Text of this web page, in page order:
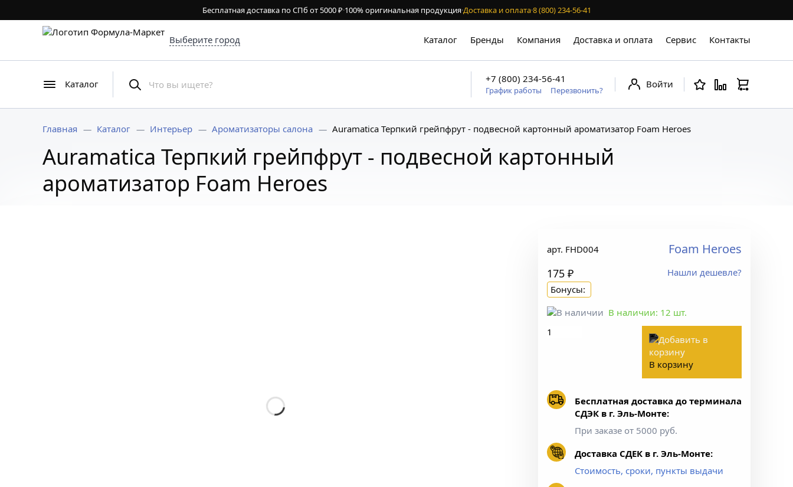
Бесплатная доставка по СПб от 5000 ₽·100% оригинальная продукция·Доставка и оплата·8 (800) 234-56-41
Выберите город Каталог Бренды Компания Доставка и оплата Сервис Контакты
Каталог +7 (800) 234-56-41
График работы Перезвонить?
Войти
Главная Каталог Интерьер Ароматизаторы салона Auramatica Терпкий грейпфрут - подвесной картонный ароматизатор Foam Heroes
Auramatica Терпкий грейпфрут - подвесной картонный
ароматизатор Foam Heroes
арт. FHD004 Foam Heroes
175 ₽
Нашли дешевле?
Бонусы:
В наличии: 12 шт.
В корзину
Бесплатная доставка до терминала
СДЭК в г. Эль-Монте:
При заказе от 5000 руб.
Доставка СДЕК в г. Эль-Монте:
Стоимость, сроки, пункты выдачи